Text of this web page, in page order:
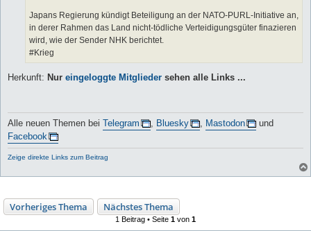
Japans Regierung kündigt Beteiligung an der NATO-PURL-Initiative an,
in derer Rahmen das Land nicht-tödliche Verteidigungsgüter finazieren
wird, wie der Sender NHK berichtet.
#Krieg
Herkunft: Nur eingeloggte Mitglieder sehen alle Links ...
Alle neuen Themen bei Telegram , Bluesky , Mastodon
und
Facebook
Zeige direkte Links zum Beitrag
Vorheriges Thema Nächstes Thema
1 Beitrag • Seite 1 von 1